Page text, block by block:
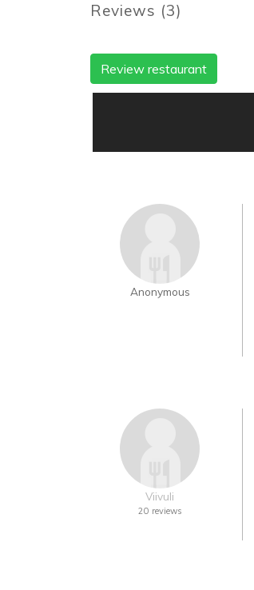
Reviews (3)
Review restaurant
Anonymous
Viivuli
20 reviews